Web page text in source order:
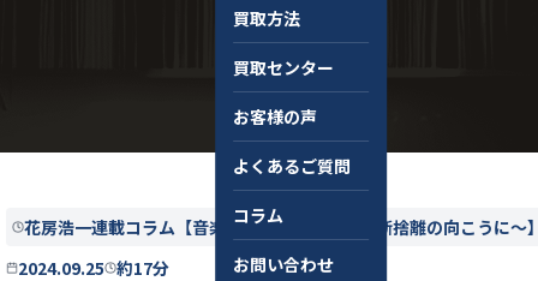
買取方法
買取センター
お客様の声
よくあるご質問
コラム
お問い合わせ
花房浩一連載コラム【音楽ジャンキー酔狂伝〜断捨離の向こうに〜
2024.09.25 約17分